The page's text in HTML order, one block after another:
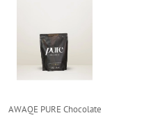
AWAQE PURE Chocolate